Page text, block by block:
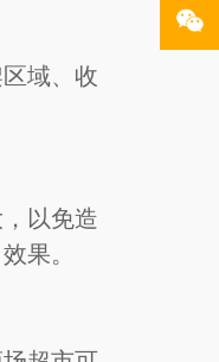
域、收
以免造
果。